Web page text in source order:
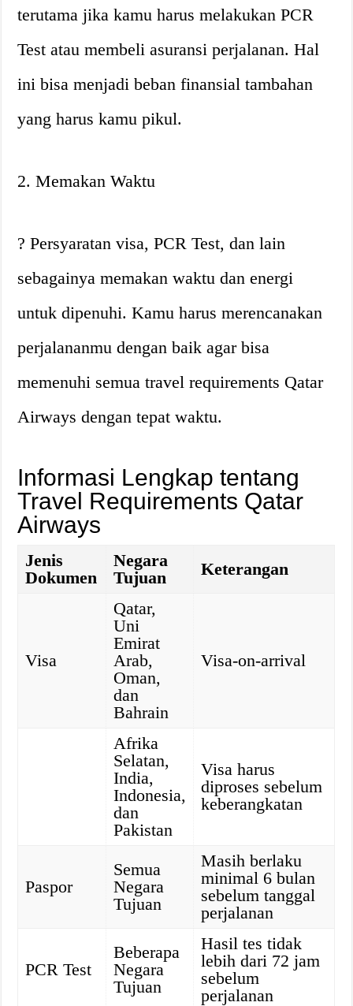
terutama jika kamu harus melakukan PCR
Test atau membeli asuransi perjalanan. Hal
ini bisa menjadi beban finansial tambahan
yang harus kamu pikul.
2. Memakan Waktu
? Persyaratan visa, PCR Test, dan lain
sebagainya memakan waktu dan energi
untuk dipenuhi. Kamu harus merencanakan
perjalananmu dengan baik agar bisa
memenuhi semua travel requirements Qatar
Airways dengan tepat waktu.
Informasi Lengkap tentang
Travel Requirements Qatar
Airways
Jenis
Dokumen
Negara
Tujuan
Keterangan
Visa
Qatar,
Uni
Emirat
Arab,
Oman,
dan
Bahrain
Visa-on-arrival
Afrika
Selatan,
India,
Indonesia,
dan
Pakistan
Visa harus
diproses sebelum
keberangkatan
Paspor
Semua
Negara
Tujuan
Masih berlaku
minimal 6 bulan
sebelum tanggal
perjalanan
PCR Test
Beberapa
Negara
Tujuan
Hasil tes tidak
lebih dari 72 jam
sebelum
perjalanan